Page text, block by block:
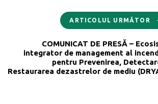
ARTICOLUL URMĂTOR
COMUNICAT DE PRESĂ –
integrator de management al
pentru Prevenirea,
Restaurarea dezastrelor de mediu